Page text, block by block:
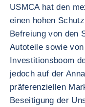
USMCA hat den
einen hohen
Befreiung von den
Autoteile sowie
Investitionsboom
jedoch auf der
präferenziellen
Beseitigung der